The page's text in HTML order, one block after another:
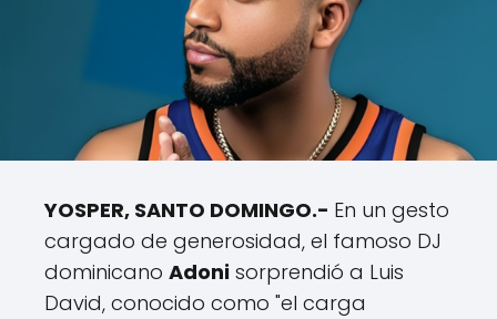
YOSPER, SANTO DOMINGO.- En un gesto
cargado de generosidad, el famoso DJ
dominicano Adoni sorprendió a Luis
David, conocido como "el carga